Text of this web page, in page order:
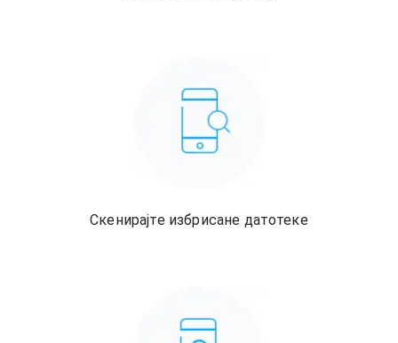
Скенирајте избрисане датотеке